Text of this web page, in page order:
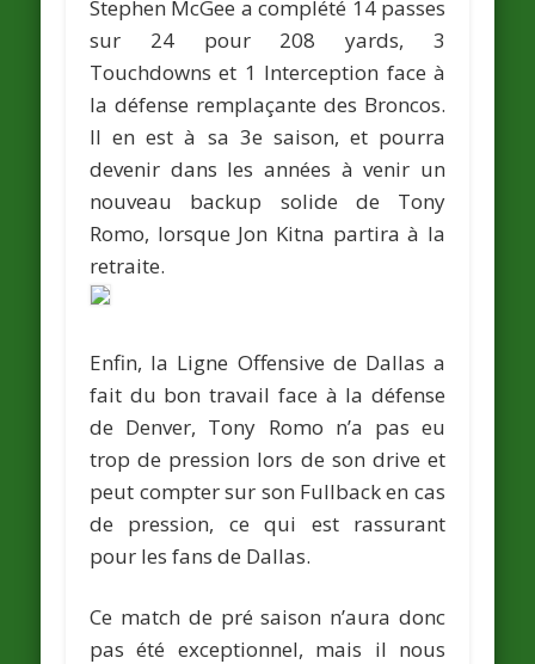
Stephen McGee a complété 14 passes
sur 24 pour 208 yards, 3
Touchdowns et 1 Interception face à
la défense remplaçante des Broncos.
Il en est à sa 3e saison, et pourra
devenir dans les années à venir un
nouveau backup solide de Tony
Romo, lorsque Jon Kitna partira à la
retraite.
Enfin, la Ligne Offensive de Dallas a
fait du bon travail face à la défense
de Denver, Tony Romo n’a pas eu
trop de pression lors de son drive et
peut compter sur son Fullback en cas
de pression, ce qui est rassurant
pour les fans de Dallas.
Ce match de pré saison n’aura donc
pas été exceptionnel, mais il nous